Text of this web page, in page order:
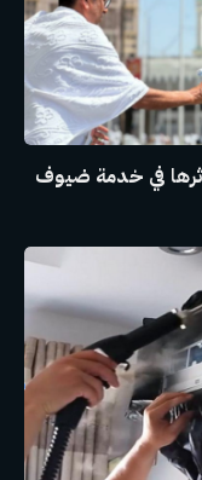
في خدمة ضيوف